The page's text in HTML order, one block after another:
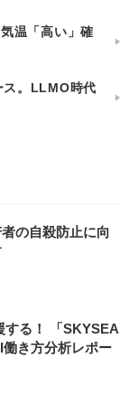
温「高い」確
ス。LLMO時代
の自殺防止に向
する！ 「SKYSEA
き方分析レポー